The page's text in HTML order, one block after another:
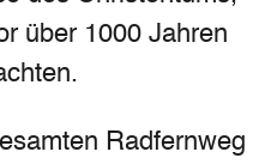
über 1000 Jahren
Radfernweg